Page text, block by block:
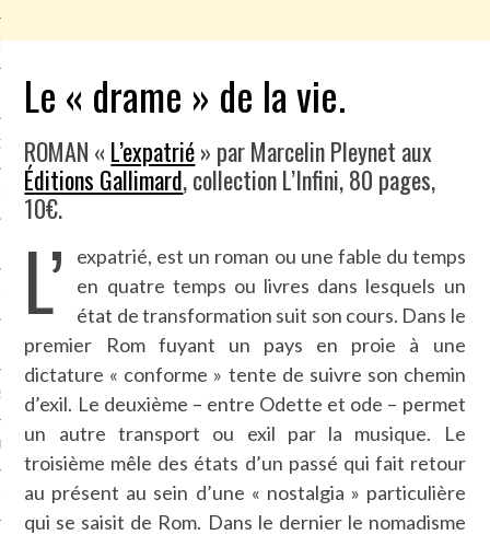
EN VOD
Le « drame » de la vie.
ROMAN « L’expatrié» par Marcelin Pleynet aux
Éditions Gallimard, collection L’Infini, 80 pages,
10€.
L’
expatrié, est un roman ou une fable du temps
en quatre temps ou livres dans lesquels un
état de transformation suit son cours. Dans le
premier Rom fuyant un pays en proie à une
dictature « conforme » tente de suivre son chemin
d’exil. Le deuxième – entre Odette et ode – permet
un autre transport ou exil par la musique. Le
troisième mêle des états d’un passé qui fait retour
au présent au sein d’une « nostalgia » particulière
qui se saisit de Rom. Dans le dernier le nomadisme